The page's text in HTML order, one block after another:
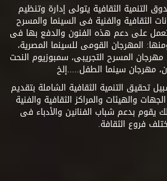
التنمية الثقافية يتولى إدارة وتنظيم
الثقافية والفنية فى السينما والمسرح
تعمل على دعم هذه الفنون والدفع بها فى
المهرجان القومى للسينما المصرية،
المسرح التجريبى، سمبوزيوم النحت
مهرجان سينما الطفل.....إلخ
التنمية الثقافية الشاملة بتقديم
والهيئات والمراكز الثقافية والفنية
يقوم بدعم شباب الفنانين والأدباء فى
فروع الثقافة.